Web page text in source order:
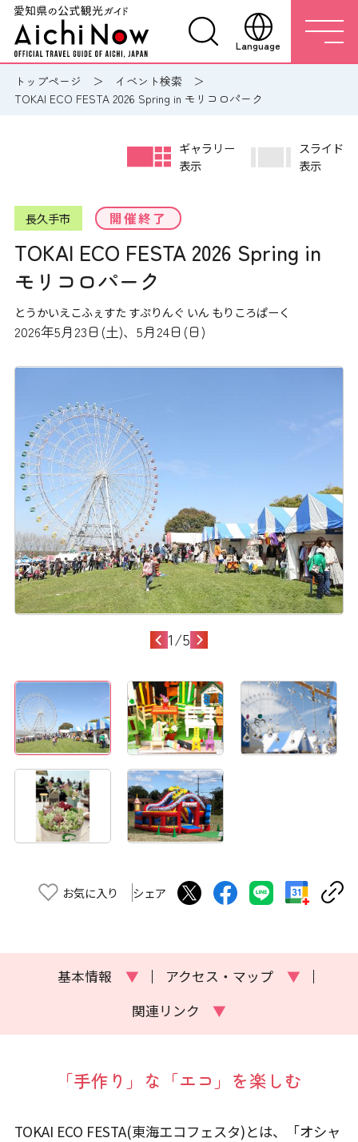
Language
トップページ
イベント検索
TOKAI ECO FESTA 2026 Spring in モリコロパーク
長久手市 開催終了
TOKAI ECO FESTA 2026 Spring in
モリコロパーク
とうかいえこふぇすた すぷりんぐ いん もりころぱーく
2026年5月23日(土)、5月24日(日)
ギャラリー
表示
スライド
表示
1/5
お気に入り シェア
基本情報 ▼ アクセス・マップ
▼
関連リンク
▼
「手作り」な「エコ」を楽しむ
TOKAI ECO FESTA(東海エコフェスタ)とは、「オシャ